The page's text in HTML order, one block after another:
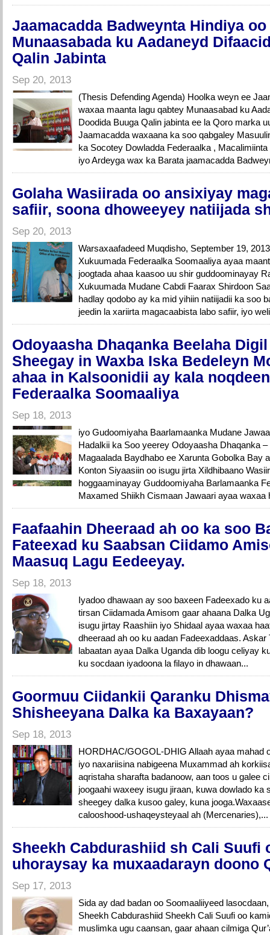
Jaamacadda Badweynta Hindiya
Munaasabada ku Aadaneyd
Qalin Jabinta
Sep 20, 2013
(Thesis Defending Agenda) Hoolka weyn ee
waxaa maanta lagu qabtey Munaasabad ku
Doodida Buuga Qalin jabinta ee la Qoro marka
Jaamacadda waxaana ka soo qabgaley
ka Socotey Dowladda Federaalka ,
iyo Ardeyga wax ka Barata jaamacadda
Golaha Wasiirada oo ansixiyay
safiir, soona dhoweeyey natiijada
Sep 20, 2013
Warsaxaafadeed Muqdisho, September 19,
Xukuumada Federaalka Soomaaliya ayaa
joogtada ahaa kaasoo uu shir guddoominayay
Xukuumada Mudane Cabdi Faarax Shirdoon
hadlay qodobo ay ka mid yihiin natiijadii ka soo
jeedin la xariirta magacaabista labo safiir, iyo
Odoyaasha Dhaqanka Beelaha
Sheegay in Waxba Iska Bedeleyn
ahaa in Kalsoonidii ay kala
Federaalka Soomaaliya
Sep 18, 2013
iyo Gudoomiyaha Baarlamaanka Mudane
Hadalkii ka Soo yeerey Odoyaasha Dhaqanka
Magaalada Baydhabo ee Xarunta Gobolka Bay
Konton Siyaasiin oo isugu jirta Xildhibaano
hoggaaminayay Guddoomiyaha Barlamaanka
Maxamed Shiikh Cismaan Jawaari ayaa
Faafaahin Dheeraad ah oo ka soo
Fateexad ku Saabsan Ciidamo
Maasuq Lagu Eedeeyay.
Sep 18, 2013
Iyadoo dhawaan ay soo baxeen Fadeexado ku
tirsan Ciidamada Amisom gaar ahaana Dalka
isugu jirtay Raashiin iyo Shidaal ayaa waxaa
dheeraad ah oo ku aadan Fadeexaddaas.
labaatan ayaa Dalka Uganda dib loogu celiyay
ku socdaan iyadoona la filayo in dhawaan...
Goormuu Ciidankii Qaranku
Shisheeyana Dalka ka Baxayaan?
Sep 18, 2013
HORDHAC/GOGOL-DHIG Allaah ayaa mahad
iyo naxariisina nabigeena Muxammad ah
aqristaha sharafta badanoow, aan toos u galee
joogaahi waxeey isugu jiraan, kuwa dowlado ka
sheegey dalka kusoo galey, kuna
calooshood-ushaqeysteyaal ah (Mercenaries),...
Sheekh Cabdurashiid sh Cali Suufi
uhoraysay ka muxaadarayn doono
Sep 17, 2013
Sida ay dad badan oo Soomaaliiyeed
Sheekh Cabdurashiid Sheekh Cali Suufi oo
muslimka ugu caansan, gaar ahaan cilmiga